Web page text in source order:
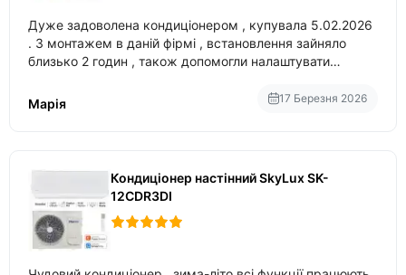
Дуже задоволена кондиціонером , купувала 5.02.2026
. З монтажем в даній фірмі , встановлення зайняло
близько 2 годин , також допомогли налаштувати
Марія
17 Березня 2026
Кондиціонер настінний SkyLux SK-
12CDR3DI